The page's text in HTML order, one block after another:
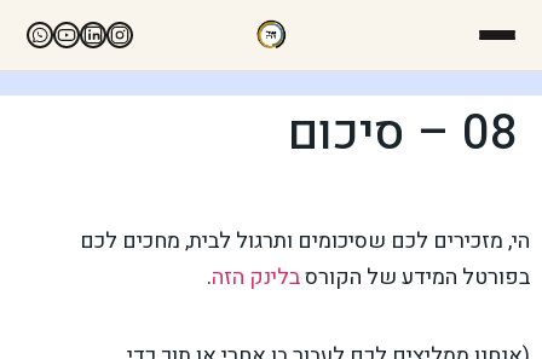
08 – סיכום
הי, מזכירים לכם שסיכומים ותרגול לבית, מחכים לכם
בפורטל המידע של הקורסבלינק הזה.